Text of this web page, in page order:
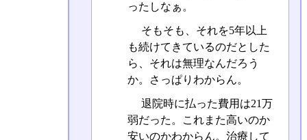
ったしなぁ。
そもそも、それを5年以上
も続けてきているのだとした
ら、それは無理なんだろう
か。さっぱりわからん。
退院時に払った費用は21万
弱だった。これまた高いのか
安いのかわからん。治療して